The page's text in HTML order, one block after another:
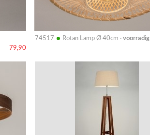
79,90
74517 • Rotan Lamp Ø 40cm · voorradig
Bekijk